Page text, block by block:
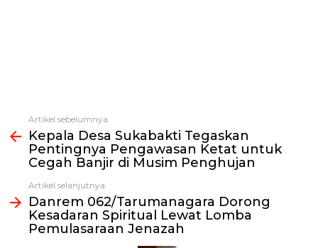
Lihat
selengkapnya
Artikel sebelumnya
Kepala Desa Sukabakti Tegaskan
Pentingnya Pengawasan Ketat untuk
Cegah Banjir di Musim Penghujan
Artikel selanjutnya
Danrem 062/Tarumanagara Dorong
Kesadaran Spiritual Lewat Lomba
Pemulasaraan Jenazah